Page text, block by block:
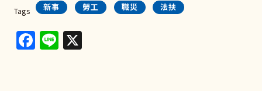
Tags 新事 勞工 職災 法扶
Facebook
Line